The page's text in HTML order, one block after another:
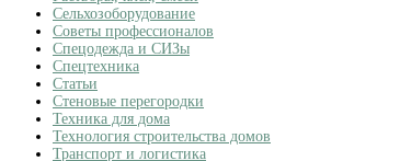
Сельхозоборудование
Советы профессионалов
Спецодежда и СИЗы
Спецтехника
Статьи
Стеновые перегородки
Техника для дома
Технология строительства домов
Транспорт и логистика